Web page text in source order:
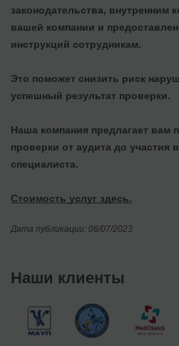
законодательства, внутренним
вашей компании и
инструкций сотрудникам.
Это поможет снизить риск
успешный результат проверки.
Наша компания предлагает вам
проверки от аудита до участия
специалиста.
Стоимость услуг здесь.
Дата публикации: 06/07/2023
Наши клиенты